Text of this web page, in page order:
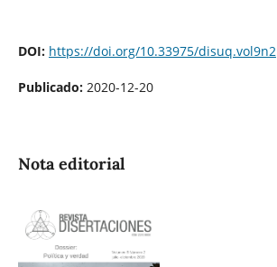
DOI: https://doi.org/10.33975/disuq.vol9n2
Publicado: 2020-12-20
Nota editorial